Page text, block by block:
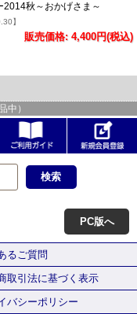
秋～おかげさま～
】
販売価格: 4,400円(税込)
中）
PC版へ
るご質問
取引法に基づく表示
バシーポリシー